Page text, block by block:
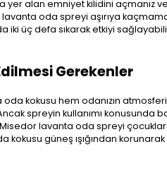
yer alan emniyet kilidini açmanız
oda spreyi aşırıya
üç defa sıkarak etkiyi
Gerekenler
kokusu hem odanızın
spreyin kullanımı konusunda
lavanta oda spreyi
güneş ışığından korunarak